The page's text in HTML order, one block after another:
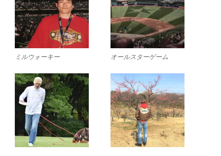
ミルウォーキー オールスターゲーム